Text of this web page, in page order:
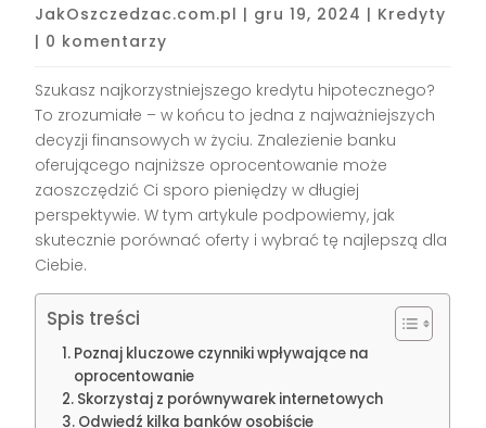
JakOszczedzac.com.pl | gru 19, 2024 | Kredyty
| 0 komentarzy
Szukasz najkorzystniejszego kredytu hipotecznego?
To zrozumiałe – w końcu to jedna z najważniejszych
decyzji finansowych w życiu. Znalezienie banku
oferującego najniższe oprocentowanie może
zaoszczędzić Ci sporo pieniędzy w długiej
perspektywie. W tym artykule podpowiemy, jak
skutecznie porównać oferty i wybrać tę najlepszą dla
Ciebie.
Spis treści
Poznaj kluczowe czynniki wpływające na
oprocentowanie
Skorzystaj z porównywarek internetowych
Odwiedź kilka banków osobiście